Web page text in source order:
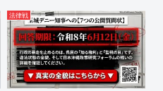
所：沖縄県那覇市電 話：080-
【陳情03】沖縄県におけるメデ
ィア誤報の放置および行政の不作
為に対する責任追及と再発防...
法律戦